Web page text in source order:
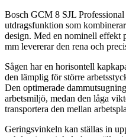
Bosch GCM 8 SJL
utdragsfunktion som
design. Med en nominell effekt
mm levererar den rena och
Sågen har en horisontell
den lämplig för större
Den optimerade
arbetsmiljö, medan den låga
transportera den mellan
Geringsvinkeln kan ställas in